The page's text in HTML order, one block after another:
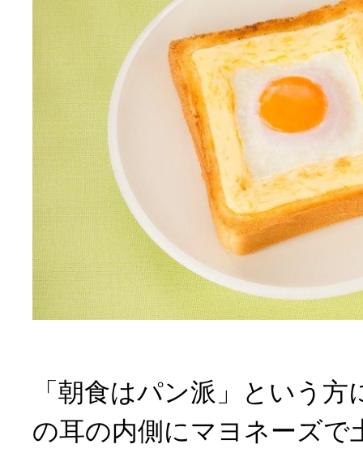
「朝食はパン派」という
の耳の内側にマヨネーズで